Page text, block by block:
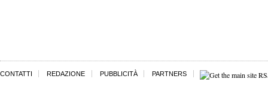
CONTATTI REDAZIONE PUBBLICITÀ PARTNERS